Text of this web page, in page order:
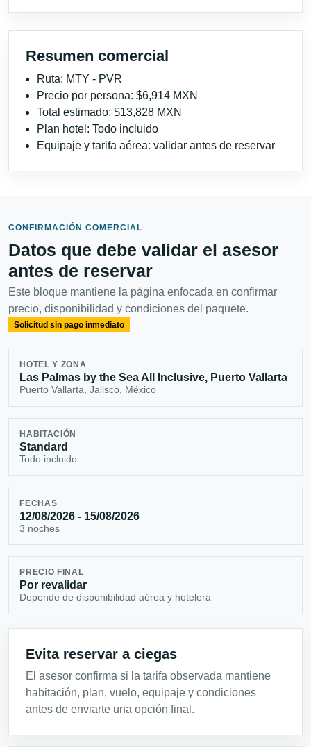
Resumen comercial
Ruta: MTY - PVR
Precio por persona: $6,914 MXN
Total estimado: $13,828 MXN
Plan hotel: Todo incluido
Equipaje y tarifa aérea: validar antes de reservar
CONFIRMACIÓN COMERCIAL
Datos que debe validar el asesor
antes de reservar
Este bloque mantiene la página enfocada en confirmar
precio, disponibilidad y condiciones del paquete.
Solicitud sin pago inmediato
HOTEL Y ZONA
Las Palmas by the Sea All Inclusive, Puerto Vallarta
Puerto Vallarta, Jalisco, México
HABITACIÓN
Standard
Todo incluido
FECHAS
12/08/2026 - 15/08/2026
3 noches
PRECIO FINAL
Por revalidar
Depende de disponibilidad aérea y hotelera
Evita reservar a ciegas
El asesor confirma si la tarifa observada mantiene
habitación, plan, vuelo, equipaje y condiciones
antes de enviarte una opción final.